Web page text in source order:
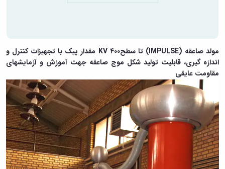
مولد صاعقه (IMPULSE) تا سطحKV ۴۰۰ مقدار پیک با تجهیزات کنترل و
اندازه گیری، قابلیت تولید شکل موج صاعقه جهت آموزش و آزمایشهای
مقاومت عایقی